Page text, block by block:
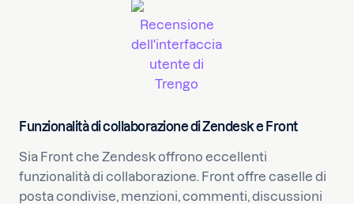
Recensione
dell'interfaccia
utente di
Trengo
Funzionalità di collaborazione di Zendesk e Front
Sia Front che Zendesk offrono eccellenti
funzionalità di collaborazione. Front offre caselle di
posta condivise, menzioni, commenti, discussioni